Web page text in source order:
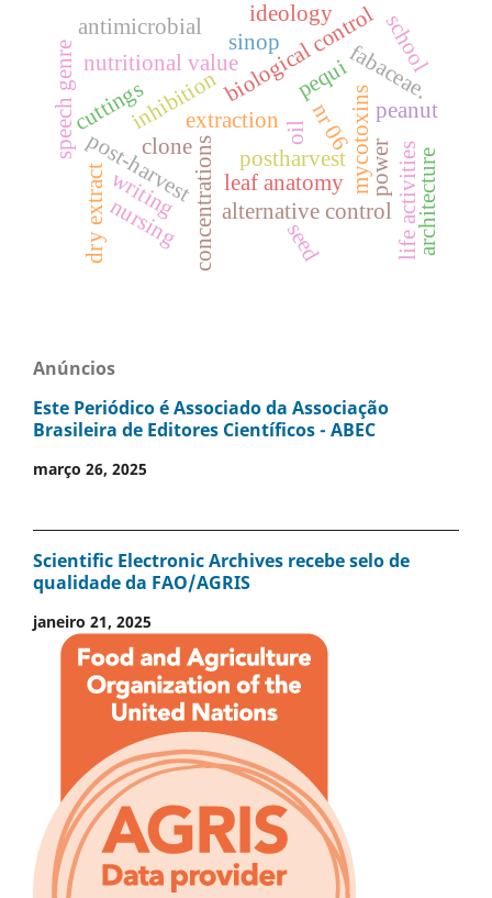
concentrations
inhibition
postharvest
alternative control
extraction
nutritional value
oil
pequi
biological control
post-harvest mycotoxins peanut
leaf anatomy
fabaceae.
writing
speech genre
dry extract life activities
nursing seed
cuttings
clone
sinop school
antimicrobial
nr 06
architecture
power
ideology
Anúncios
Este Periódico é Associado da Associação
Brasileira de Editores Científicos - ABEC
março 26, 2025
Scientific Electronic Archives recebe selo de
qualidade da FAO/AGRIS
janeiro 21, 2025